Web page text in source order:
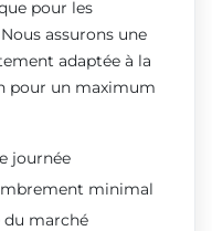
pour les
assurons une
adaptée à la
pour un maximum
journée
minimal
du marché